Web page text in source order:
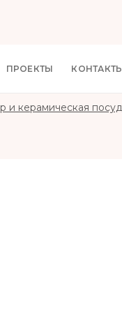
ПРОЕКТЫ
и керамическая